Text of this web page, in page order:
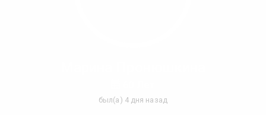
был(а) 4 дня назад